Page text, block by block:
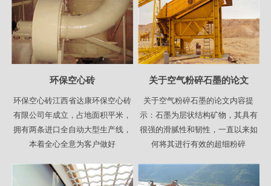
环保空心砖
环保空心砖江西省达康环保空心砖
有限公司年成立，占地面积平米，
拥有两条进口全自动大型生产线，
本着全心全意为客户做好
关于空气粉碎石墨的论文
关于空气粉碎石墨的论文内容提
示：石墨为层状结构矿物，其具有
很强的滑腻性和韧性，一直以来如
何将其进行有效的超细粉碎